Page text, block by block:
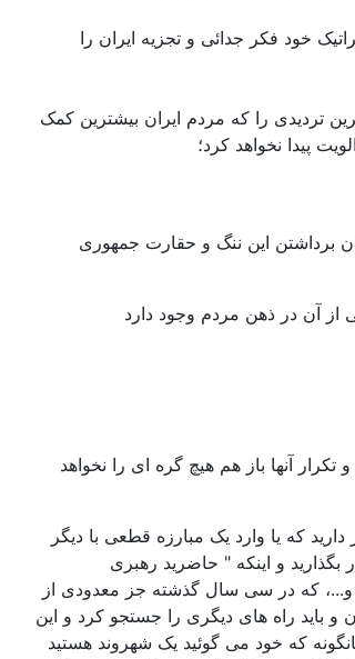
خود فکر جدائی و تجزیه ایران را
تردیدی را که مردم ایران بیشترین کمک
پیدا نخواهد کرد؛
برداشتن این ننگ و حقارت جمهوری
از آن در ذهن مردم وجود دارد
آنها باز هم هیچ گره ای را نخواهد
که یا وارد یک مبارزه قطعی با دیگر
و اینکه " حاضرید رهبری
" و...، که در سی سال گذشته جز معدودی از
باید راه های دیگری را جستجو کرد و این
که خود می گوئید یک شهروند هستید